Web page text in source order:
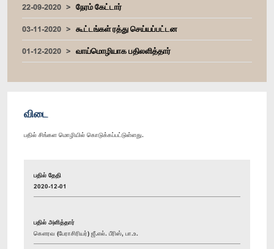
22-09-2020
நேரம் கேட்டார்
03-11-2020
கூட்டங்கள் ரத்து செய்யப்பட்டன
01-12-2020
வாய்மொழியாக பதிலளித்தார்
விடை
பதில் சிங்கள மொழியில் கொடுக்கப்பட்டுள்ளது.
பதில் தேதி
2020-12-01
பதில் அளித்தார்
கௌரவ (பேராசிரியர்) ஜீ.எல். பீரிஸ், பா.உ.